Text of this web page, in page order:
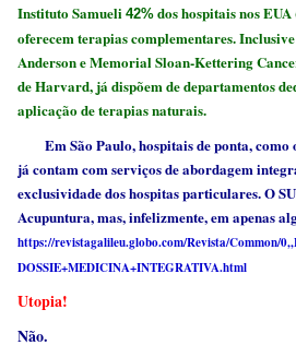
Instituto Samueli42% dos hospitais nos
oferecem terapias complementares.
Anderson e Memorial Sloan-Kettering
de Harvard, já dispõem de departamentos
aplicação de terapias naturais.
Em São Paulo, hospitais de ponta, como
já contam com serviços de abordagem
exclusividade dos hospitas particulares. O
Acupuntura, mas, infelizmente, em apenas
https://revistagalileu.globo.com/Revista/Common/
DOSSIE+MEDICINA+INTEGRATIVA.html
Utopia!
Não.